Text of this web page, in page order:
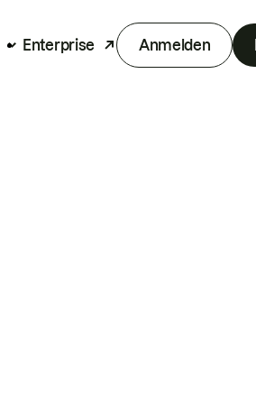
Enterprise Anmelden